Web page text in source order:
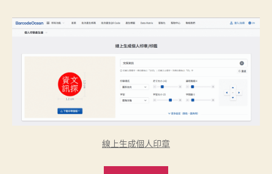
線上生成個人印章